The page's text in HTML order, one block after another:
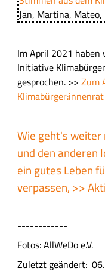
Jan, Martina,
Im April 2021
Initiative
gesprochen. >> Zum
Wie geht's
und den anderen
ein gutes Leben
verpassen, >>
------------
Fotos: AllWeDo e.V.
Zuletzt geändert